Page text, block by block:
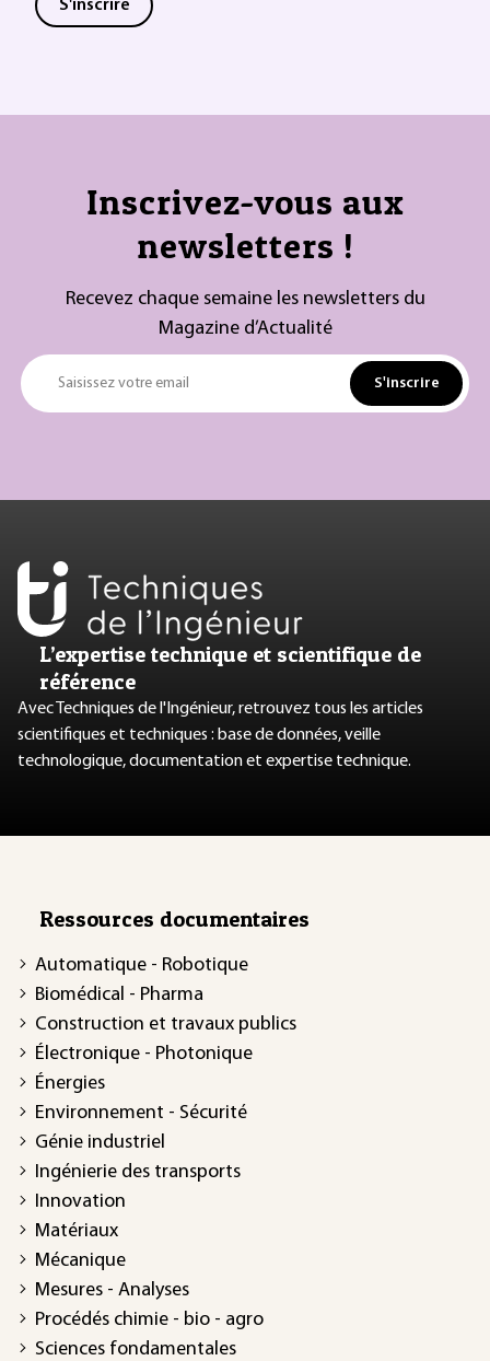
S'inscrire
Inscrivez-vous aux
newsletters !
Recevez chaque semaine les newsletters du
Magazine d’Actualité
Saisissez votre email S'inscrire
L’expertise technique et scientifique de
référence
Avec Techniques de l'Ingénieur, retrouvez tous les articles
scientifiques et techniques : base de données, veille
technologique, documentation et expertise technique.
Ressources documentaires
Automatique - Robotique
Biomédical - Pharma
Construction et travaux publics
Électronique - Photonique
Énergies
Environnement - Sécurité
Génie industriel
Ingénierie des transports
Innovation
Matériaux
Mécanique
Mesures - Analyses
Procédés chimie - bio - agro
Sciences fondamentales